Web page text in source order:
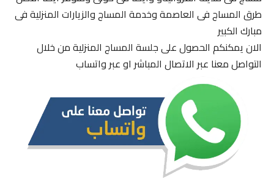
طرق المساج فى العاصمة وخدمة المساج والزيارات المنزلية فى
مبارك الكبير
الان يمكنكم الحصول على جلسة المساج المنزلية من خلال
التواصل معنا عبر الاتصال المباشر او عبر واتساب